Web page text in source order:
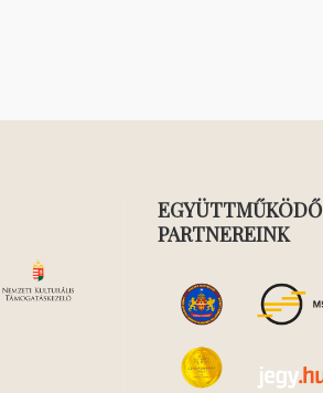
EGYÜTTMŰKÖDŐ
PARTNEREINK